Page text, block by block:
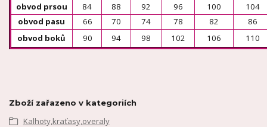
obvod prsou
84 88 92 96 100
104
obvod pasu
66 70 74 78 82
86
obvod boků
90 94 98 102 106 110
Zboží zařazeno v kategoriích
Kalhoty,kraťasy,overaly